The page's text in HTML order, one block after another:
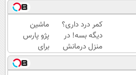
کمر درد داری؟
دیگه بسه! در
منزل درمانش
کن
(◀پرسش‌نامه)
ماشین
پژو پارس
برای
فروش
داری؟